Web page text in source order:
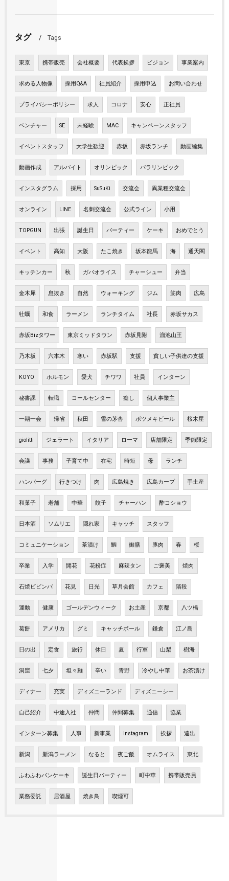
タグ Tags
東京 携帯販売 会社概要 代表挨拶 ビジョン 事業案内
求める人物像 採用Q&A 社員紹介 採用申込 お問い合わせ
プライバシーポリシー 求人 コロナ 安心 正社員
ベンチャー SE 未経験 MAC キャンペーンスタッフ
イベントスタッフ 大学生歓迎 赤坂 赤坂ランチ 動画編集
動画作成 アルバイト オリンピック パラリンピック
インスタグラム 採用 SuSuKi 交流会 異業種交流会
オンライン LINE 名刺交流会 公式ライン 小用
TOPGUN 出張 誕生日 パーティー ケーキ おめでとう
イベント 高知 大阪 たこ焼き 坂本龍馬 海 通天閣
キッチンカー 秋 ガパオライス チャーシュー 弁当
金木犀 息抜き 自然 ウォーキング ジム 筋肉 広島
牡蠣 和食 ラーメン ランチタイム 社長 赤坂サカス
赤坂Bizタワー 東京ミッドタウン 赤坂見附 溜池山王
乃木坂 六本木 寒い 赤坂駅 支援 貧しい子供達の支援
KOYO ホルモン 愛犬 チワワ 社員 インターン
秘書課 転職 コールセンター 癒し 個人事業主
一期一会 帰省 秋田 雪の茅舎 ボツメキビール 桜木屋
giolitti ジェラート イタリア ローマ 店舗限定 季節限定
会議 事務 子育て中 在宅 時短 母 ランチ
ハンバーグ 行きつけ 肉 広島焼き 広島カープ 手土産
和菓子 老舗 中華 餃子 チャーハン 酢コショウ
日本酒 ソムリエ 隠れ家 キャッチ スタッフ
コミュニケーション 茶漬け 鯛 御膳 豚肉 春 桜
卒業 入学 開花 花粉症 麻辣タン ご褒美 焼肉
石焼ビビンバ 花見 日光 草月会館 カフェ 階段
運動 健康 ゴールデンウィーク お土産 京都 八ツ橋
葛餅 アメリカ グミ キャッチボール 鎌倉 江ノ島
日の出 定食 旅行 休日 夏 行軍 山梨 樹海
洞窟 七夕 坦々麺 辛い 青野 冷やし中華 お茶漬け
ディナー 充実 ディズニーランド ディズニーシー
自己紹介 中途入社 仲間 仲間募集 通信 協業
インターン募集 人事 新事業 Instagram 挨拶 遠出
新潟 新潟ラーメン なると 夜ご飯 オムライス 東北
ふわふわパンケーキ 誕生日パーティー 町中華 携帯販売員
業務委託 居酒屋 焼き鳥 喫煙可